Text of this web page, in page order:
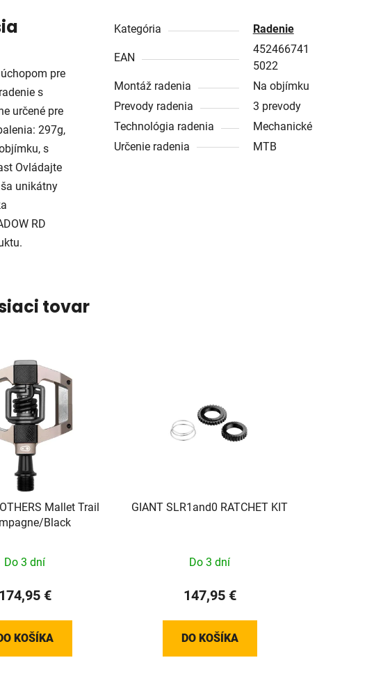
pre
s
určené pre
297g,
s
Ovládajte
unikátny
RD
Kategória Radenie
EAN
452466741
5022
Montáž radenia
Na objímku
Prevody radenia
3 prevody
Technológia radenia
Mechanické
Určenie radenia
MTB
tovar
Mallet Trail
Black
Do 3 dní
174,95 €
KOŠÍKA
GIANT SLR1and0 RATCHET KIT
Do 3 dní
147,95 €
DO KOŠÍKA